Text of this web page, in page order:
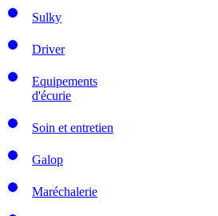
Sulky
Driver
Equipements
d'écurie
Soin et entretien
Galop
Maréchalerie